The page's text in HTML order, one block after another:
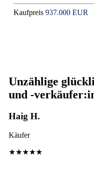
Kaufpreis 937.000 EUR
Unzählige
und -
Haig H.
Käufer
★★★★★